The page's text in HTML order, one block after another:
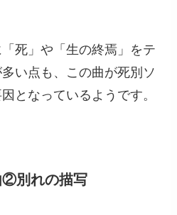
死」や「生の終焉」をテ
い点も、この曲が死別ソ
となっているようです。
②別れの描写